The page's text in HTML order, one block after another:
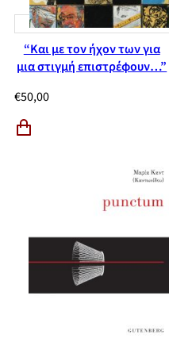
“Και με τον ήχον των για
μια στιγμή επιστρέφουν…”
€50,00